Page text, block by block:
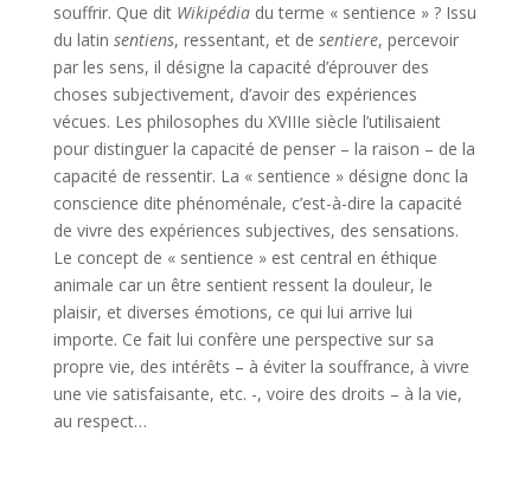
souffrir. Que dit Wikipédiadu terme « sentience » ? Issu
du latin sentiens, ressentant, et de sentiere, percevoir
par les sens, il désigne la capacité d’éprouver des
choses subjectivement, d’avoir des expériences
vécues. Les philosophes du XVIIIe siècle l’utilisaient
pour distinguer la capacité de penser – la raison – de la
capacité de ressentir. La « sentience » désigne donc la
conscience dite phénoménale, c’est-à-dire la capacité
de vivre des expériences subjectives, des sensations.
Le concept de « sentience » est central en éthique
animale car un être sentient ressent la douleur, le
plaisir, et diverses émotions, ce qui lui arrive lui
importe. Ce fait lui confère une perspective sur sa
propre vie, des intérêts – à éviter la souffrance, à vivre
une vie satisfaisante, etc. -, voire des droits – à la vie,
au respect…